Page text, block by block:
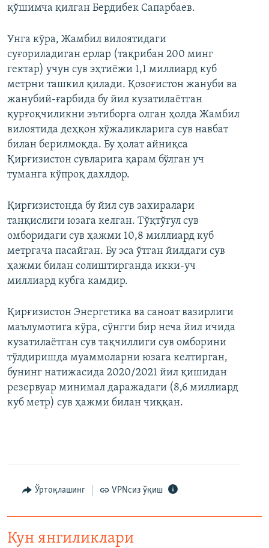
қўшимча қилган Бердибек Сапарбаев.
Унга кўра, Жамбил вилоятидаги
суғориладиган ерлар (тақрибан 200 минг
гектар) учун сув эҳтиёжи 1,1 миллиард куб
метрни ташкил қилади. Қозоғистон жануби ва
жанубий-ғарбида бу йил кузатилаётган
қурғоқчиликни эътиборга олган ҳолда Жамбил
вилоятида деҳқон хўжаликларига сув навбат
билан берилмоқда. Бу ҳолат айниқса
Қирғизистон сувларига қарам бўлган уч
туманга кўпроқ дахлдор.
Қирғизистонда бу йил сув захиралари
танқислиги юзага келган. Тўқтўғул сув
омборидаги сув ҳажми 10,8 миллиард куб
метргача пасайган. Бу эса ўтган йилдаги сув
ҳажми билан солиштирганда икки-уч
миллиард кубга камдир.
Қирғизистон Энергетика ва саноат вазирлиги
маълумотига кўра, сўнгги бир неча йил ичида
кузатилаётган сув тақчиллиги сув омборини
тўлдиришда муаммоларни юзага келтирган,
бунинг натижасида 2020/2021 йил қишидан
резервуар минимал даражадаги (8,6 миллиард
куб метр) сув ҳажми билан чиққан.
Ўртоқлашинг VPNсиз ўқиш
Кун янгиликлари